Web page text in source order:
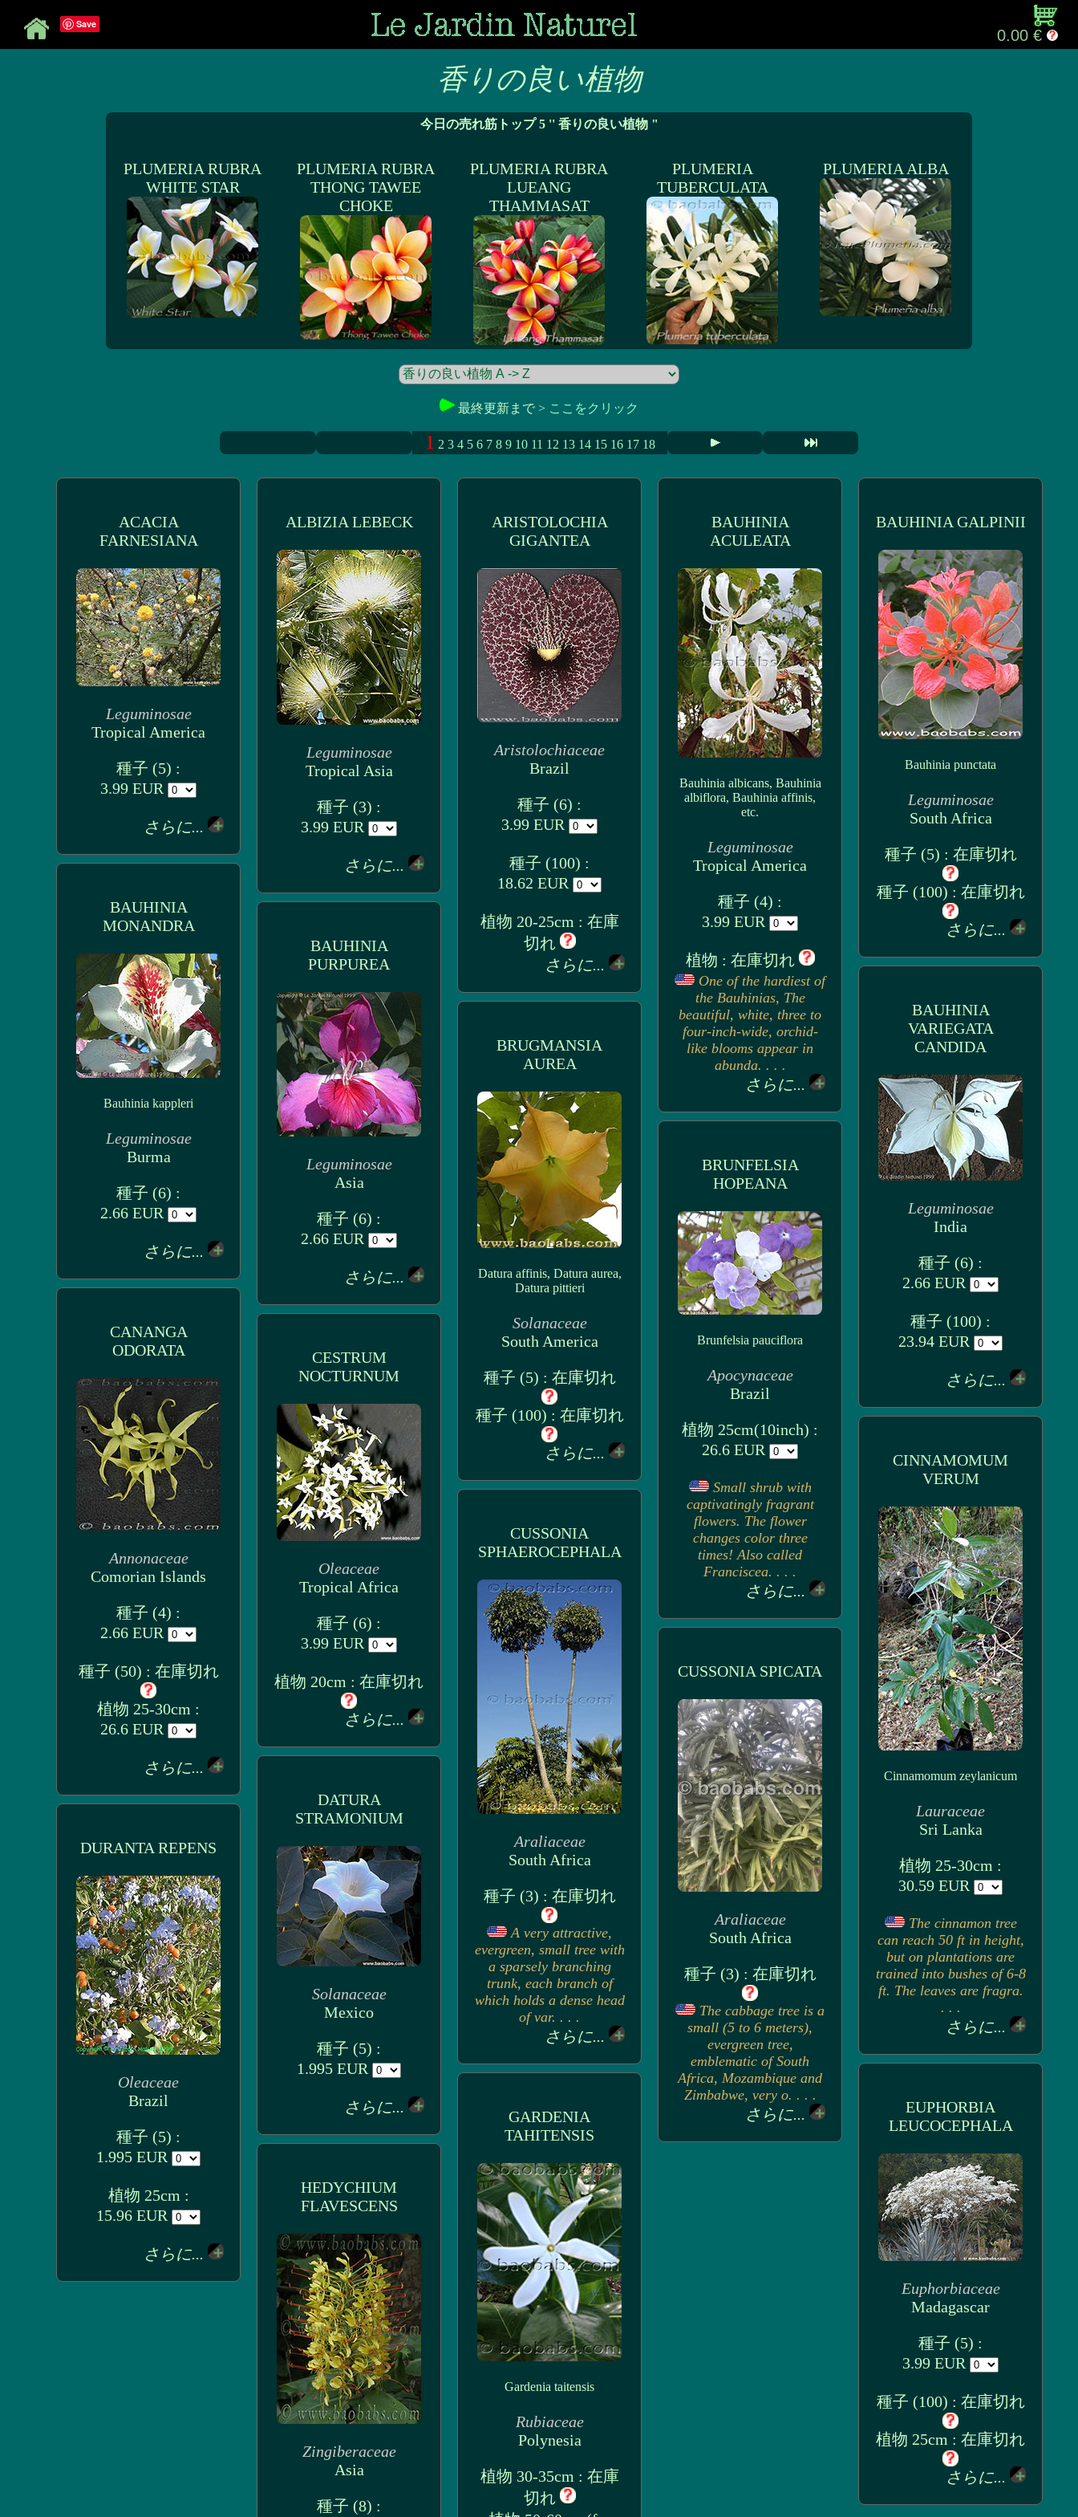
0.00 €
Save
香りの良い植物
今日の売れ筋トップ 5 '' 香りの良い植物 "
PLUMERIA RUBRA
WHITE STAR
PLUMERIA RUBRA
THONG TAWEE
CHOKE
PLUMERIA RUBRA
LUEANG
THAMMASAT
PLUMERIA
TUBERCULATA
PLUMERIA ALBA
最終更新まで > ここをクリック
1 2 3 4 5 6 7 8 9 10 11 12 13 14 15 16 17 18
ACACIA
FARNESIANA
Leguminosae
Tropical America
種子 (5) :
3.99 EUR
さらに...
ALBIZIA LEBECK
Leguminosae
Tropical Asia
種子 (3) :
3.99 EUR
さらに...
ARISTOLOCHIA
GIGANTEA
Aristolochiaceae
Brazil
種子 (6) :
3.99 EUR
種子 (100) :
18.62 EUR
植物 20-25cm : 在庫
切れ
さらに...
BAUHINIA
ACULEATA
Bauhinia albicans, Bauhinia
albiflora, Bauhinia affinis,
etc.
Leguminosae
Tropical America
種子 (4) :
3.99 EUR
植物 : 在庫切れ
One of the hardiest of
the Bauhinias, The
beautiful, white, three to
four-inch-wide, orchid-
like blooms appear in
abunda. . . .
さらに...
BAUHINIA GALPINII
Bauhinia punctata
Leguminosae
South Africa
種子 (5) : 在庫切れ
種子 (100) : 在庫切れ
さらに...
BAUHINIA
MONANDRA
Bauhinia kappleri
Leguminosae
Burma
種子 (6) :
2.66 EUR
さらに...
BAUHINIA
PURPUREA
Leguminosae
Asia
種子 (6) :
2.66 EUR
さらに...
BAUHINIA
VARIEGATA
CANDIDA
Leguminosae
India
種子 (6) :
2.66 EUR
種子 (100) :
23.94 EUR
さらに...
BRUGMANSIA
AUREA
Datura affinis, Datura aurea,
Datura pittieri
Solanaceae
South America
種子 (5) : 在庫切れ
種子 (100) : 在庫切れ
さらに...
BRUNFELSIA
HOPEANA
Brunfelsia pauciflora
Apocynaceae
Brazil
植物 25cm(10inch) :
26.6 EUR
Small shrub with
captivatingly fragrant
flowers. The flower
changes color three
times! Also called
Franciscea. . . .
さらに...
CANANGA
ODORATA
Annonaceae
Comorian Islands
種子 (4) :
2.66 EUR
種子 (50) : 在庫切れ
植物 25-30cm :
26.6 EUR
さらに...
CESTRUM
NOCTURNUM
Oleaceae
Tropical Africa
種子 (6) :
3.99 EUR
植物 20cm : 在庫切れ
さらに...
CINNAMOMUM
VERUM
Cinnamomum zeylanicum
Lauraceae
Sri Lanka
植物 25-30cm :
30.59 EUR
The cinnamon tree
can reach 50 ft in height,
but on plantations are
trained into bushes of 6-8
ft. The leaves are fragra.
. . .
さらに...
CUSSONIA
SPHAEROCEPHALA
Araliaceae
South Africa
種子 (3) : 在庫切れ
A very attractive,
evergreen, small tree with
a sparsely branching
trunk, each branch of
which holds a dense head
of var. . . .
さらに...
CUSSONIA SPICATA
Araliaceae
South Africa
種子 (3) : 在庫切れ
The cabbage tree is a
small (5 to 6 meters),
evergreen tree,
emblematic of South
Africa, Mozambique and
Zimbabwe, very o. . . .
さらに...
DATURA
STRAMONIUM
Solanaceae
Mexico
種子 (5) :
1.995 EUR
さらに...
DURANTA REPENS
Oleaceae
Brazil
種子 (5) :
1.995 EUR
植物 25cm :
15.96 EUR
さらに...
EUPHORBIA
LEUCOCEPHALA
Euphorbiaceae
Madagascar
種子 (5) :
3.99 EUR
種子 (100) : 在庫切れ
植物 25cm : 在庫切れ
さらに...
GARDENIA
TAHITENSIS
Gardenia taitensis
Rubiaceae
Polynesia
植物 30-35cm : 在庫
切れ
HEDYCHIUM
FLAVESCENS
Zingiberaceae
Asia
種子 (8) :